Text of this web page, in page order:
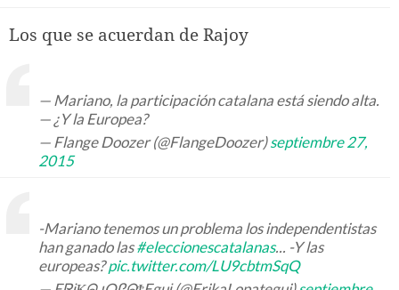
Los que se acuerdan de Rajoy
— Mariano, la participación catalana está siendo alta.
— ¿Y la Europea?
— Flange Doozer (@FlangeDoozer)septiembre 27,
2015
-Mariano tenemos un problema los independentistas
han ganado las#eleccionescatalanas... -Y las
europeas?pic.twitter.com/LU9cbtmSqQ